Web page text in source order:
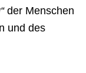
der Menschen
und des